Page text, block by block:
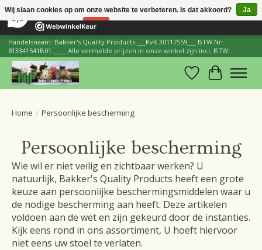
206 Reviews ×
Handelsnaam: Bakker's Quality Products.___KvK 30117559___ BTW.Nr:
813341541B01._____Alle vermelde prijzen in onze winkel zijn incl. BTW.
Verlanglijst
Home / Persoonlijke bescherming
Persoonlijke bescherming
Wie wil er niet veilig en zichtbaar werken? U
natuurlijk, Bakker's Quality Products heeft een grote
keuze aan persoonlijke beschermingsmiddelen waar u
de nodige bescherming aan heeft. Deze artikelen
voldoen aan de wet en zijn gekeurd door de instanties.
Kijk eens rond in ons assortiment, U hoeft hiervoor
niet eens uw stoel te verlaten.
Wij slaan cookies op om onze website te verbeteren. Is dat akkoord?
Ja
Nee